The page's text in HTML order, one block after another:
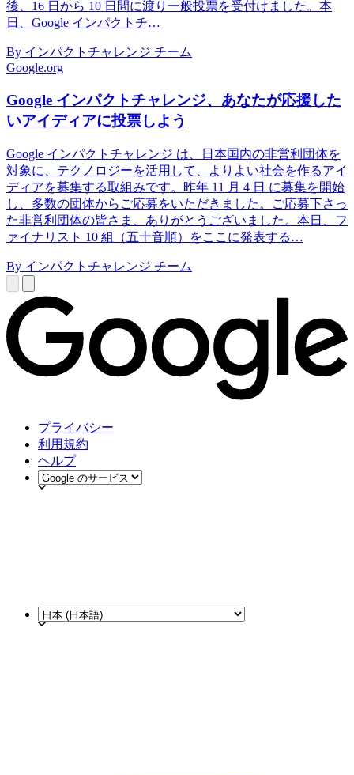
後、16 日から 10 日間に渡り一般投票を受付けました。本
日、Google インパクトチ…
By インパクトチャレンジ チーム
Google.org
Google インパクトチャレンジ、あなたが応援した
いアイディアに投票しよう
Google インパクトチャレンジ は、日本国内の非営利団体を
対象に、テクノロジーを活用して、よりよい社会を作るアイ
ディアを募集する取組みです。昨年 11 月 4 日 に募集を開始
し、多数の団体からご応募をいただきました。ご応募下さっ
た非営利団体の皆さま、ありがとうございました。本日、フ
ァイナリスト 10 組（五十音順）をここに発表する…
By インパクトチャレンジ チーム
プライバシー
利用規約
ヘルプ